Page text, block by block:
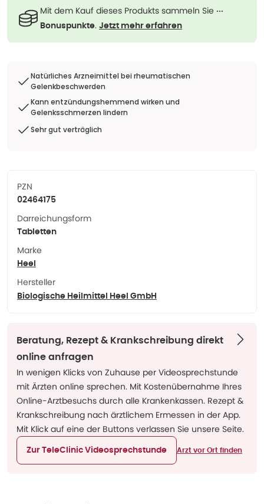
Mit dem Kauf dieses Produkts sammeln Sie ···
Bonuspunkte. Jetzt mehr erfahren
Natürliches Arzneimittel bei rheumatischen
Gelenkbeschwerden
Kann entzündungshemmend wirken und
Gelenksschmerzen lindern
Sehr gut verträglich
PZN
02464175
Darreichungsform
Tabletten
Marke
Heel
Hersteller
Biologische Heilmittel Heel GmbH
Beratung, Rezept & Krankschreibung direkt
online anfragen
In wenigen Klicks von Zuhause per Videosprechstunde
mit Ärzten online sprechen. Mit Kostenübernahme Ihres
Online-Arztbesuchs durch alle Krankenkassen. Rezept &
Krankschreibung nach ärztlichem Ermessen in der App.
Mit Klick auf eine der Buttons verlassen Sie unsere Seite.
Zur TeleClinic Videosprechstunde Arzt vor Ort finden